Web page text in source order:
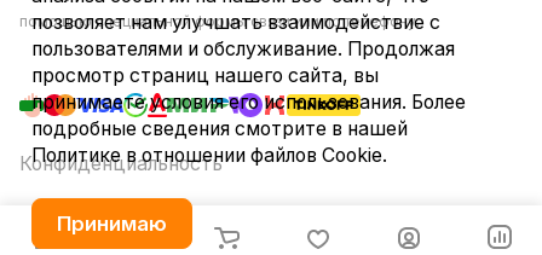
помощью специальной формы связи или по телефону.
Конфиденциальность
позволяет нам улучшать взаимодействие с
пользователями и обслуживание. Продолжая
просмотр страниц нашего сайта, вы
принимаете условия его использования. Более
подробные сведения смотрите в нашей
Политике в отношении файлов Cookie.
Принимаю